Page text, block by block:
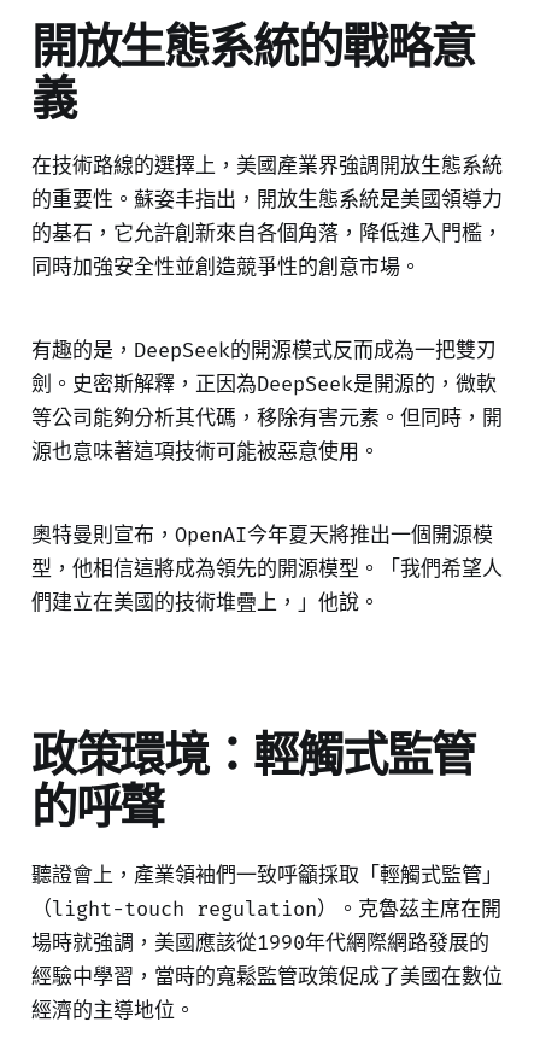
開放生態系統的戰略意
義
在技術路線的選擇上，美國產業界強調開放生態系統
的重要性。蘇姿丰指出，開放生態系統是美國領導力
的基石，它允許創新來自各個角落，降低進入門檻，
同時加強安全性並創造競爭性的創意市場。
有趣的是，DeepSeek的開源模式反而成為一把雙刃
劍。史密斯解釋，正因為DeepSeek是開源的，微軟
等公司能夠分析其代碼，移除有害元素。但同時，開
源也意味著這項技術可能被惡意使用。
奧特曼則宣布，OpenAI今年夏天將推出一個開源模
型，他相信這將成為領先的開源模型。「我們希望人
們建立在美國的技術堆疊上，」他說。
政策環境：輕觸式監管
的呼聲
聽證會上，產業領袖們一致呼籲採取「輕觸式監管」
（light-touch regulation）。克魯茲主席在開
場時就強調，美國應該從1990年代網際網路發展的
經驗中學習，當時的寬鬆監管政策促成了美國在數位
經濟的主導地位。